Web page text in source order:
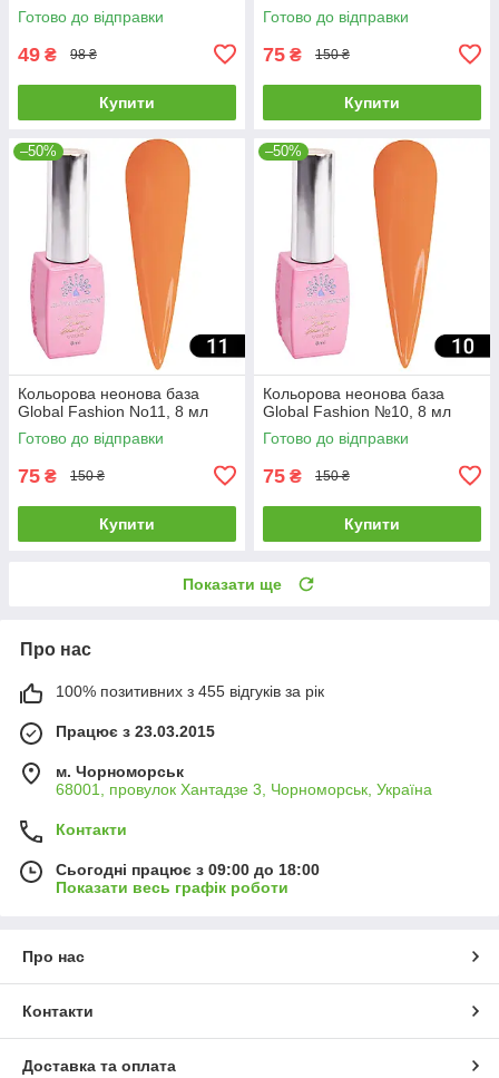
Готово до відправки
49 ₴ 98 ₴
Купити
Готово до відправки
75 ₴ 150 ₴
Купити
–50%
Кольорова неонова база
Global Fashion No11, 8 мл
Готово до відправки
75 ₴ 150 ₴
Купити
–50%
Кольорова неонова база
Global Fashion №10, 8 мл
Готово до відправки
75 ₴ 150 ₴
Купити
Показати ще
Про нас
100% позитивних з 455 відгуків за рік
Працює з 23.03.2015
м. Чорноморськ
68001, провулок Хантадзе 3, Чорноморськ, Україна
Контакти
Сьогодні працює з 09:00 до 18:00
Показати весь графік роботи
Про нас
Контакти
Доставка та оплата